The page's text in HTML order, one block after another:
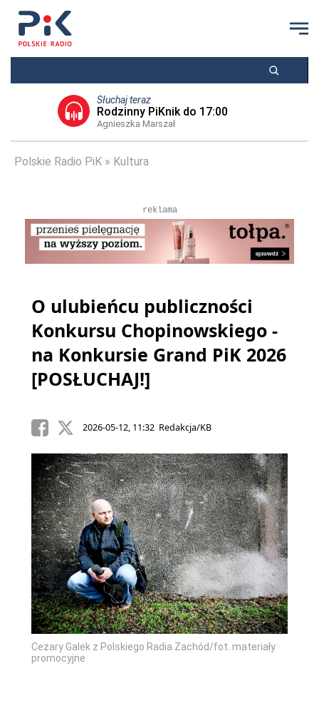
Słuchaj teraz
Rodzinny PiKnik do 17:00
Agnieszka Marszał
Polskie Radio PiK Kultura
reklama
O ulubieńcu publiczności
Konkursu Chopinowskiego -
na Konkursie Grand PiK 2026
[POSŁUCHAJ!]
2026-05-12, 11:32 Redakcja/KB
Cezary Galek z Polskiego Radia Zachód/fot. materiały
promocyjne